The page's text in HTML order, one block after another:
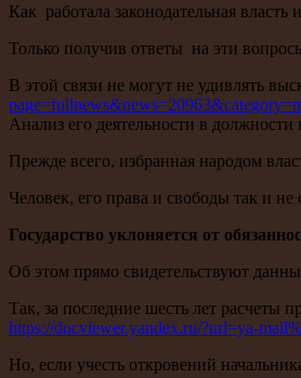
Как работала законодательная
Только получив ответы на эти
В этой связи не могут не удивлять
Анализ его деятельности в должности
Прежде всего, избранная народом
Человек, его права и свободы так и
Государство уклоняется от
Об этом прямо свидетельствуют
Так, за последние шесть лет расчеты
https://docviewer.yandex.ru/?url=ya-
Но, если учесть откровений